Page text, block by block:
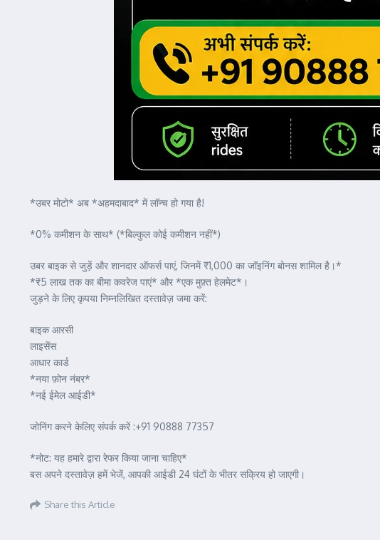
*उबर मोटो* अब *अहमदाबाद* में लॉन्च हो गया है!
*0% कमीशन के साथ* (*बिल्कुल कोई कमीशन नहीं*)
उबर बाइक से जुड़ें और शानदार ऑफर्स पाएं, जिनमें ₹1,000 का जॉइनिंग बोनस शामिल है।*
*₹5 लाख तक का बीमा कवरेज पाएं* और *एक मुफ़्त हेलमेट*।
जुड़ने के लिए कृपया निम्नलिखित दस्तावेज़ जमा करें:
बाइक आरसी
लाइसेंस
आधार कार्ड
*नया फ़ोन नंबर*
*नई ईमेल आईडी*
जोनिंग करने केलिए संपर्क करें :+91 90888 77357
*नोट: यह हमारे द्वारा रेफर किया जाना चाहिए*
बस अपने दस्तावेज़ हमें भेजें, आपकी आईडी 24 घंटों के भीतर सक्रिय हो जाएगी।
Share this Article